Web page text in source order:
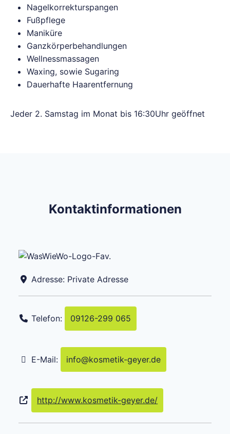
Nagelkorrekturspangen
Fußpflege
Maniküre
Ganzkörperbehandlungen
Wellnessmassagen
Waxing, sowie Sugaring
Dauerhafte Haarentfernung
Jeder 2. Samstag im Monat bis 16:30Uhr geöffnet
Kontaktinformationen
Adresse: Private Adresse
Telefon: 09126-299 065
E-Mail: info@kosmetik-geyer.de
http://www.kosmetik-geyer.de/